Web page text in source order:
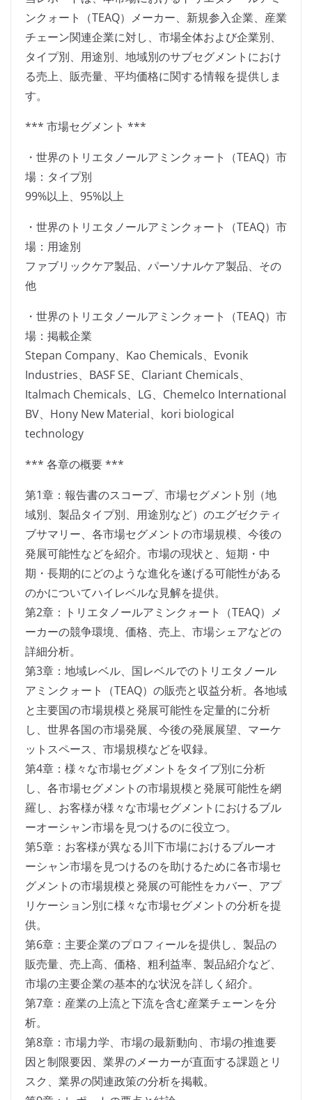
ンクォート（TEAQ）メーカー、新規参入企業、産業
チェーン関連企業に対し、市場全体および企業別、
タイプ別、用途別、地域別のサブセグメントにおけ
る売上、販売量、平均価格に関する情報を提供しま
す。
*** 市場セグメント ***
・世界のトリエタノールアミンクォート（TEAQ）市
場：タイプ別
99%以上、95%以上
・世界のトリエタノールアミンクォート（TEAQ）市
場：用途別
ファブリックケア製品、パーソナルケア製品、その
他
・世界のトリエタノールアミンクォート（TEAQ）市
場：掲載企業
Stepan Company、Kao Chemicals、Evonik
Industries、BASF SE、Clariant Chemicals、
Italmach Chemicals、LG、Chemelco International
BV、Hony New Material、kori biological
technology
*** 各章の概要 ***
第1章：報告書のスコープ、市場セグメント別（地
域別、製品タイプ別、用途別など）のエグゼクティ
ブサマリー、各市場セグメントの市場規模、今後の
発展可能性などを紹介。市場の現状と、短期・中
期・長期的にどのような進化を遂げる可能性がある
のかについてハイレベルな見解を提供。
第2章：トリエタノールアミンクォート（TEAQ）メ
ーカーの競争環境、価格、売上、市場シェアなどの
詳細分析。
第3章：地域レベル、国レベルでのトリエタノール
アミンクォート（TEAQ）の販売と収益分析。各地域
と主要国の市場規模と発展可能性を定量的に分析
し、世界各国の市場発展、今後の発展展望、マーケ
ットスペース、市場規模などを収録。
第4章：様々な市場セグメントをタイプ別に分析
し、各市場セグメントの市場規模と発展可能性を網
羅し、お客様が様々な市場セグメントにおけるブル
ーオーシャン市場を見つけるのに役立つ。
第5章：お客様が異なる川下市場におけるブルーオ
ーシャン市場を見つけるのを助けるために各市場セ
グメントの市場規模と発展の可能性をカバー、アプ
リケーション別に様々な市場セグメントの分析を提
供。
第6章：主要企業のプロフィールを提供し、製品の
販売量、売上高、価格、粗利益率、製品紹介など、
市場の主要企業の基本的な状況を詳しく紹介。
第7章：産業の上流と下流を含む産業チェーンを分
析。
第8章：市場力学、市場の最新動向、市場の推進要
因と制限要因、業界のメーカーが直面する課題とリ
スク、業界の関連政策の分析を掲載。